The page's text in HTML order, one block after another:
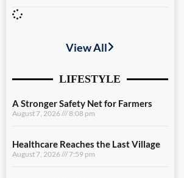
View All
LIFESTYLE
A Stronger Safety Net for Farmers
August 7, 2026 8:08 pm
Healthcare Reaches the Last Village
August 7, 2026 7:59 pm